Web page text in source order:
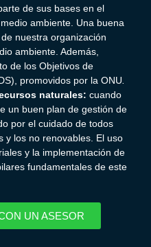
de sus bases en el
ambiente. Una buena
nuestra organización
ambiente. Además,
de los Objetivos de
promovidos por la ONU
naturales: cuando
un buen plan de gestión de
por el cuidado de todos
y los no renovables. El uso
y la implementación de
fundamentales de este
UN ASESOR